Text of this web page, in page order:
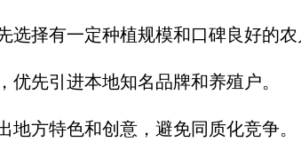
择有一定种植规模和口碑良好的农
先引进本地知名品牌和养殖户。
方特色和创意，避免同质化竞争。